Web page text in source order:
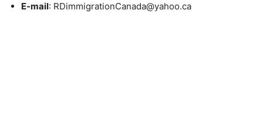
E-mail: RDimmigrationCanada@yahoo.ca